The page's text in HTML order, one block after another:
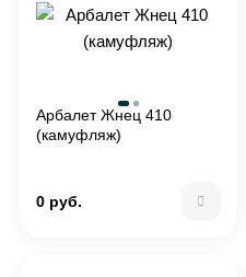
Арбалет Жнец 410
(камуфляж)
0 руб.